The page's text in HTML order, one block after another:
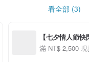
看全部 (3)
【七夕情人節
用 APP 購買任
滿 NT$ 2,500